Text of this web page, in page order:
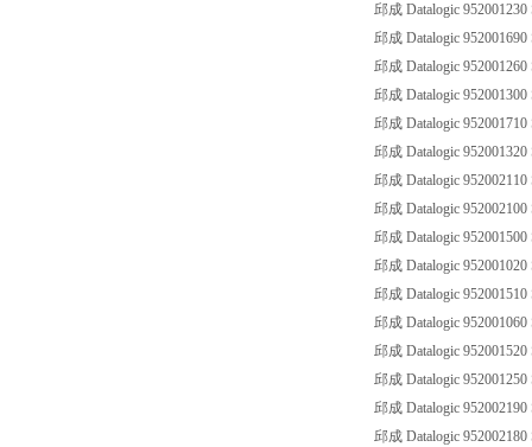
邱成 Datalogic
邱成 Datalogic
邱成 Datalogic
邱成 Datalogic
邱成 Datalogic
邱成 Datalogic
邱成 Datalogic
邱成 Datalogic
邱成 Datalogic
邱成 Datalogic
邱成 Datalogic
邱成 Datalogic
邱成 Datalogic
邱成 Datalogic
邱成 Datalogic
邱成 Datalogic